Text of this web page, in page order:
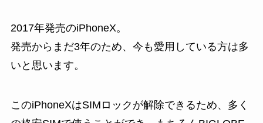
2017年発売のiPhoneX。
発売からまだ3年のため、今も愛用している方は多
いと思います。
このiPhoneXはSIMロックが解除できるため、多く